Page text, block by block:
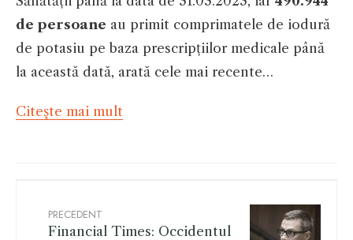
de persoane au primit comprimatele de iodură
de potasiu pe baza prescripțiilor medicale până
la această dată, arată cele mai recente…
Citeşte mai mult
PRECEDENT
Financial Times: Occidentul